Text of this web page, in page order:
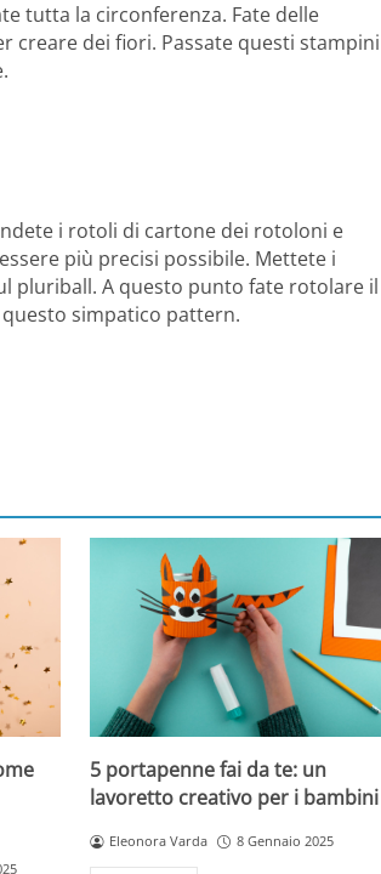
tutta la circonferenza. Fate delle
creare dei fiori. Passate questi stampini
i rotoli di cartone dei rotoloni e
più precisi possibile. Mettete i
pluriball. A questo punto fate rotolare il
simpatico pattern.
5 portapenne fai da te: un
lavoretto creativo per i bambini
Eleonora Varda 8 Gennaio 2025